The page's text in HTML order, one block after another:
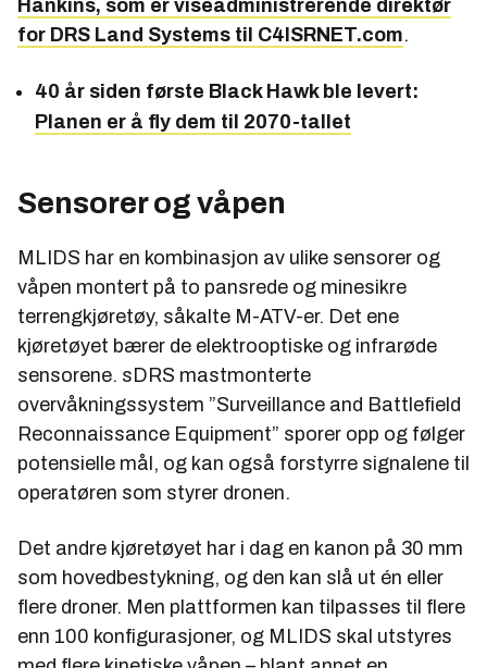
Hankins, som er viseadministrerende direktør
for DRS Land Systems til C4ISRNET.com.
40 år siden første Black Hawk ble levert:
Planen er å fly dem til 2070-tallet
Sensorer og våpen
MLIDS har en kombinasjon av ulike sensorer og
våpen montert på to pansrede og minesikre
terrengkjøretøy, såkalte M-ATV-er. Det ene
kjøretøyet bærer de elektrooptiske og infrarøde
sensorene. sDRS mastmonterte
overvåkningssystem ”Surveillance and Battlefield
Reconnaissance Equipment” sporer opp og følger
potensielle mål, og kan også forstyrre signalene til
operatøren som styrer dronen.
Det andre kjøretøyet har i dag en kanon på 30 mm
som hovedbestykning, og den kan slå ut én eller
flere droner. Men plattformen kan tilpasses til flere
enn 100 konfigurasjoner, og MLIDS skal utstyres